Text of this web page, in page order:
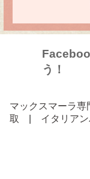
う！
マックスマーラ専
取
イタリア